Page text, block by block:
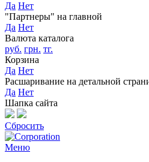
Да Нет
"Партнеры" на главной
Да Нет
Валюта каталога
руб. грн. тг.
Корзина
Да Нет
Расшаривание на детальной
Да Нет
Шапка сайта
Сбросить
Меню